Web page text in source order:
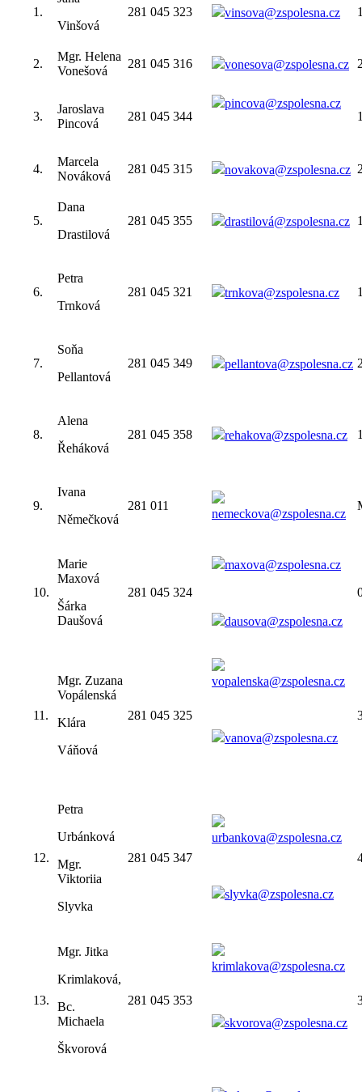
1.
Vinšová
281 045 323 vinsova@zspolesna.cz
2.
Mgr. Helena
Vonešová
281 045 316 vonesova@zspolesna.cz
3.
Jaroslava
Pincová
281 045 344
pincova@zspolesna.cz
4.
Marcela
Nováková
281 045 315 novakova@zspolesna.cz
5.
Dana
Drastilová
281 045 355 drastilová@zspolesna.cz
6.
Petra
Trnková
281 045 321 trnkova@zspolesna.cz
7.
Soňa
Pellantová
281 045 349 pellantova@zspolesna.cz
8.
Alena
Řeháková
281 045 358 rehakova@zspolesna.cz
9.
Ivana
Němečková
281 011
nemeckova@zspolesna.cz
10.
Marie
Maxová
Šárka
Daušová
281 045 324
maxova@zspolesna.cz
dausova@zspolesna.cz
11.
Mgr. Zuzana
Vopálenská
Klára
Váňová
281 045 325
vopalenska@zspolesna.cz
vanova@zspolesna.cz
12.
Petra
Urbánková
Mgr.
Viktoriia
Slyvka
281 045 347
urbankova@zspolesna.cz
slyvka@zspolesna.cz
13.
Mgr. Jitka
Krimlaková,
Bc.
Michaela
Škvorová
281 045 353
krimlakova@zspolesna.cz
skvorova@zspolesna.cz